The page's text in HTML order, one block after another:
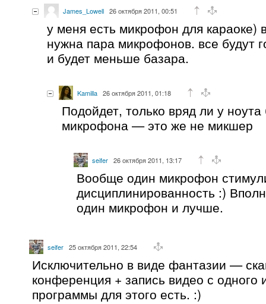
James_Lowell 26 октября 2011, 00:51
у меня есть микрофон для караоке)
нужна пара микрофонов. все будут
и будет меньше базара.
Kamilla 26 октября 2011, 01:18
Подойдет, только вряд ли у
микрофона — это же не микшер
seifer 26 октября 2011, 13:17
Вообще один микрофон
дисциплинированность :)
один микрофон и лучше.
seifer 25 октября 2011, 22:54
Исключительно в виде фантазии —
конференция + запись видео с одного
программы для этого есть. :)